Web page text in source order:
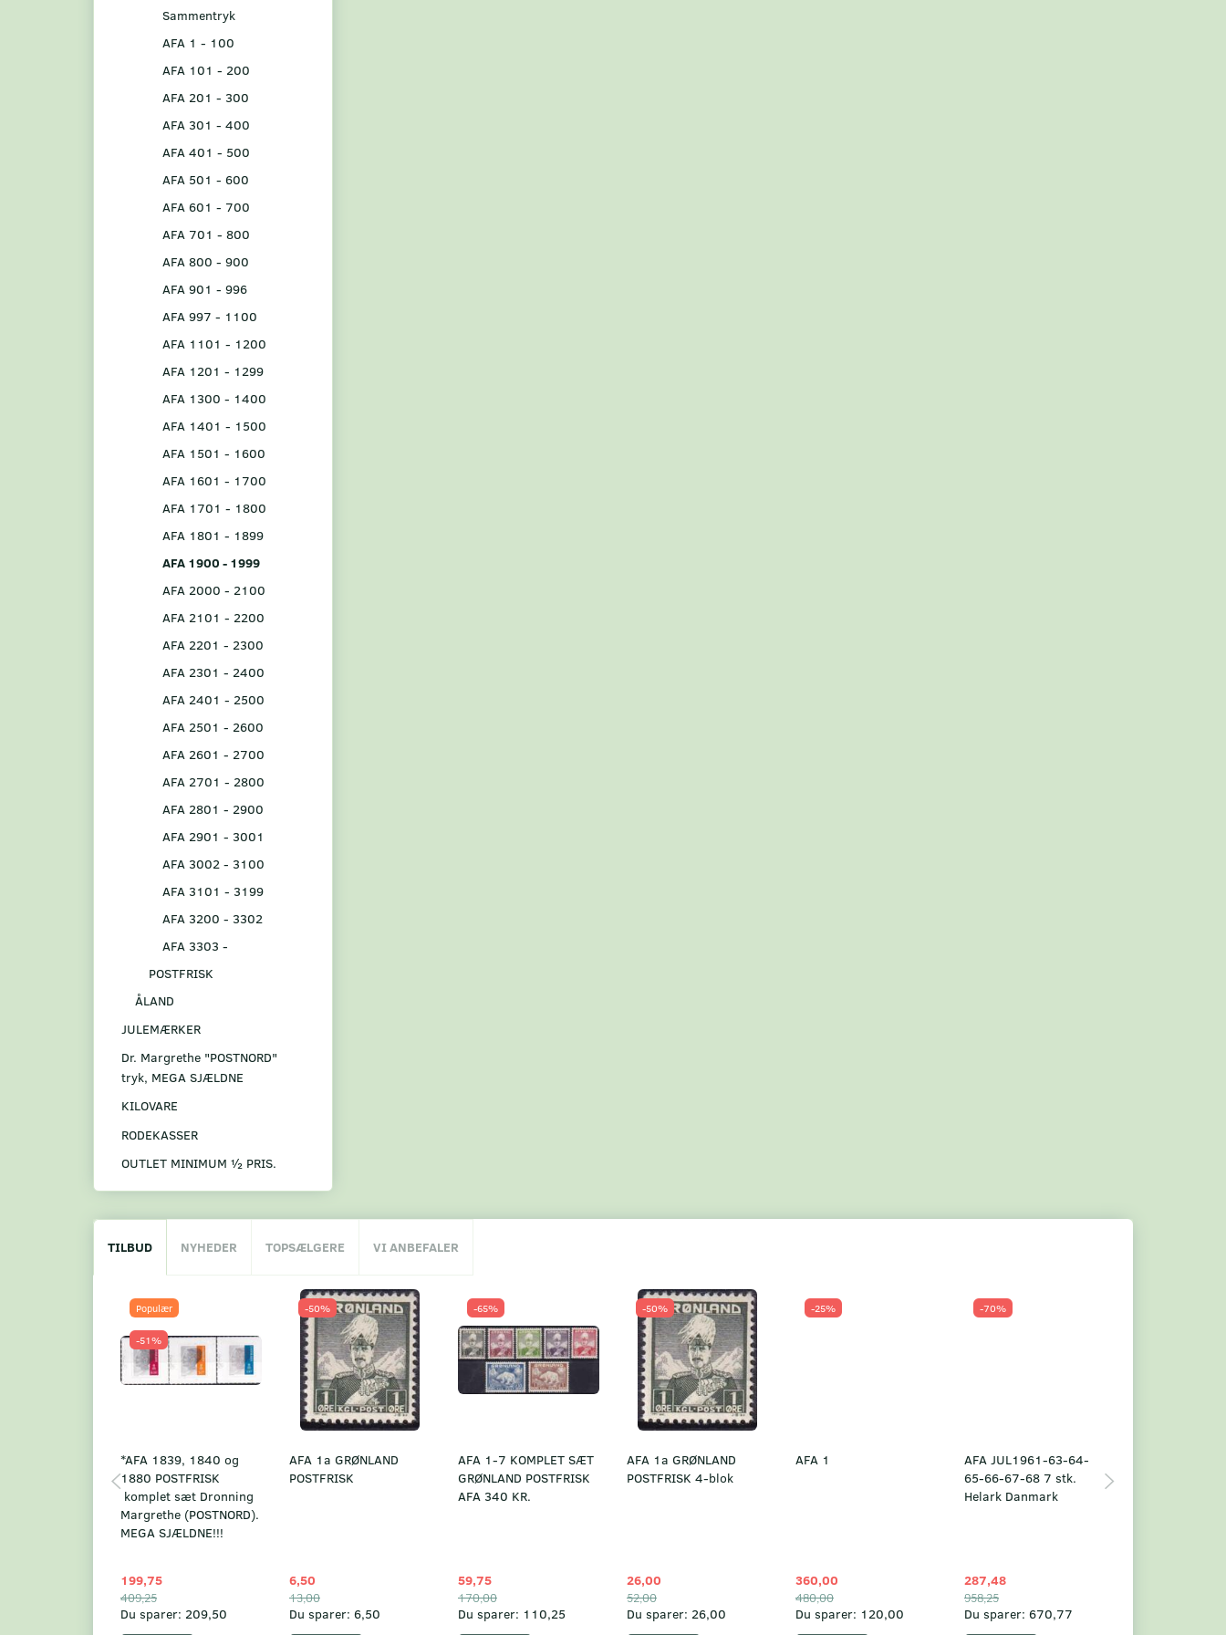
Sammentryk
AFA 1 - 100
AFA 101 - 200
AFA 201 - 300
AFA 301 - 400
AFA 401 - 500
AFA 501 - 600
AFA 601 - 700
AFA 701 - 800
AFA 800 - 900
AFA 901 - 996
AFA 997 - 1100
AFA 1101 - 1200
AFA 1201 - 1299
AFA 1300 - 1400
AFA 1401 - 1500
AFA 1501 - 1600
AFA 1601 - 1700
AFA 1701 - 1800
AFA 1801 - 1899
AFA 1900 - 1999
AFA 2000 - 2100
AFA 2101 - 2200
AFA 2201 - 2300
AFA 2301 - 2400
AFA 2401 - 2500
AFA 2501 - 2600
AFA 2601 - 2700
AFA 2701 - 2800
AFA 2801 - 2900
AFA 2901 - 3001
AFA 3002 - 3100
AFA 3101 - 3199
AFA 3200 - 3302
AFA 3303 -
POSTFRISK
ÅLAND
JULEMÆRKER
Dr. Margrethe "POSTNORD"
tryk, MEGA SJÆLDNE
KILOVARE
RODEKASSER
OUTLET MINIMUM ½ PRIS.
TILBUD NYHEDER TOPSÆLGERE VI ANBEFALER
Populær
-51%
*AFA 1839, 1840 og
1880 POSTFRISK
komplet sæt Dronning
Margrethe (POSTNORD).
MEGA SJÆLDNE!!!
199,75
409,25
Du sparer: 209,50
-50%
AFA 1a GRØNLAND
POSTFRISK
6,50
13,00
Du sparer: 6,50
-65%
AFA 1-7 KOMPLET SÆT
GRØNLAND POSTFRISK
AFA 340 KR.
59,75
170,00
Du sparer: 110,25
-50%
AFA 1a GRØNLAND
POSTFRISK 4-blok
26,00
52,00
Du sparer: 26,00
-25%
AFA 1
360,00
480,00
Du sparer: 120,00
-70%
AFA JUL1961-63-64-
65-66-67-68 7 stk.
Helark Danmark
287,48
958,25
Du sparer: 670,77